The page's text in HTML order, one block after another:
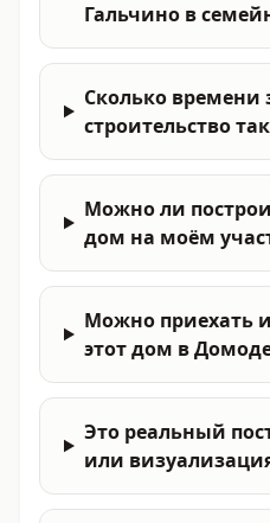
Гальчино в
Сколько времени
строительство
Можно ли
дом на моём
Можно приехать
этот дом в
Это реальный
или